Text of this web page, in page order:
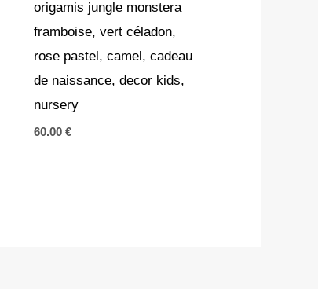
origamis jungle monstera
framboise, vert céladon,
rose pastel, camel, cadeau
de naissance, decor kids,
nursery
60.00 €